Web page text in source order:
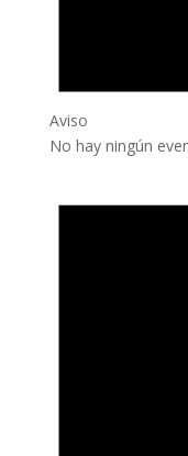
Aviso
No hay ningún